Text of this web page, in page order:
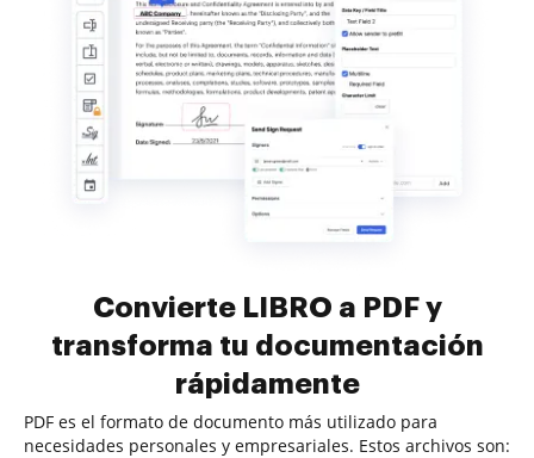
Convierte LIBRO a PDF y
transforma tu documentación
rápidamente
PDF es el formato de documento más utilizado para
necesidades personales y empresariales. Estos archivos son: